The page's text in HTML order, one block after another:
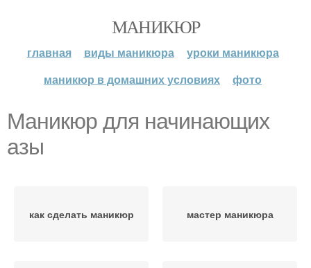
МАНИКЮР
главная виды маникюра
уроки маникюра
маникюр в домашних условиях
фото
Маникюр для начинающих
азы
как сделать маникюр мастер маникюра